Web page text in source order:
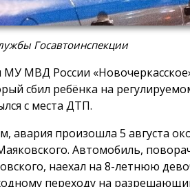
Госавтоинспекции
МУ МВД России
сбил ребёнка на
с места ДТП.
произошла 5 августа
Автомобиль,
наехал на 8-летнюю
переходу на